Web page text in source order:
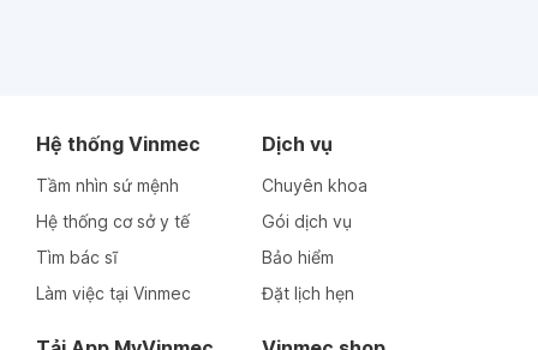
Hệ thống Vinmec
Tầm nhìn sứ mệnh
Hệ thống cơ sở y tế
Tìm bác sĩ
Làm việc tại Vinmec
Dịch vụ
Chuyên khoa
Gói dịch vụ
Bảo hiểm
Đặt lịch hẹn